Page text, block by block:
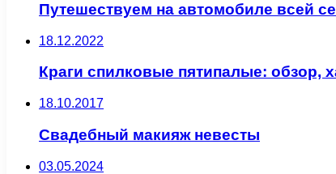
Путешествуем на автомобиле всей
18.12.2022
Краги спилковые пятипалые: обзор,
18.10.2017
Свадебный макияж невесты
03.05.2024